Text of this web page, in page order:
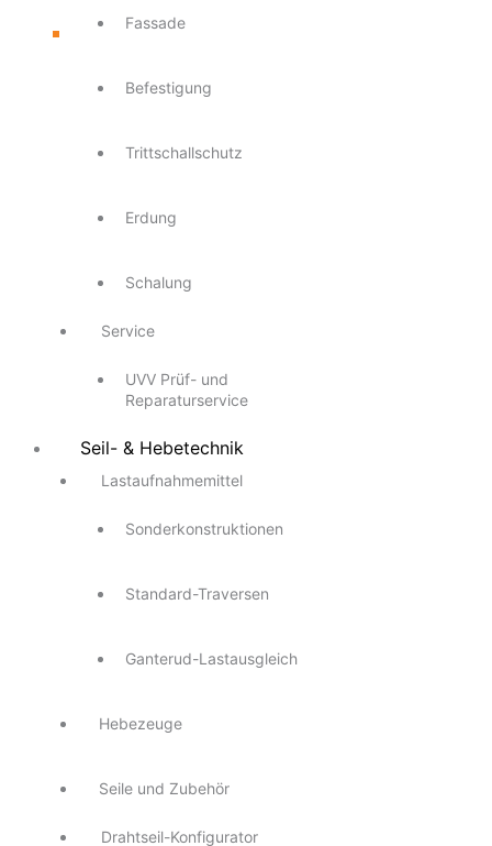
Fassade
Befestigung
Trittschallschutz
Erdung
Schalung
Service
UVV Prüf- und
Reparaturservice
Seil- & Hebetechnik
Lastaufnahmemittel
Sonderkonstruktionen
Standard-Traversen
Ganterud-Lastausgleich
Hebezeuge
Seile und Zubehör
Drahtseil-Konfigurator